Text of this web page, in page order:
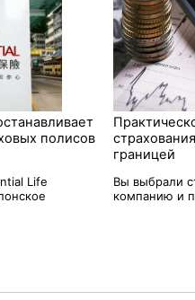
полисов
Life
границей
Вы выбрали
компанию и